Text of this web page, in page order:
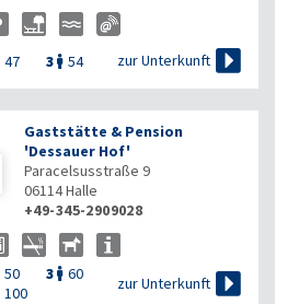
47 3  54 zur Unterkunft 
Gaststätte & Pension
'Dessauer Hof'
Paracelsusstraße 9
06114Halle
+49-345-2909028
50 3  60
100
zur Unterkunft 